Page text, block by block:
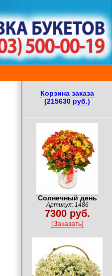
Корзина заказа
(215630 руб.)
Солнечный день
Артикул: 1486
7300 руб.
[Заказать]